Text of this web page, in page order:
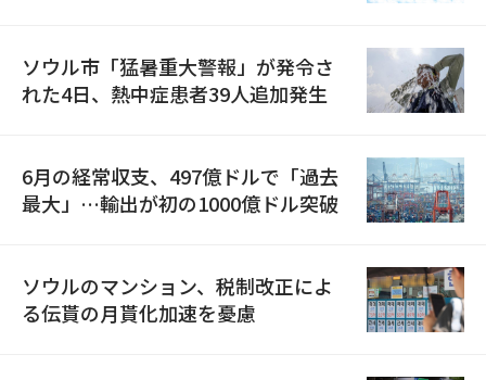
ソウル市「猛暑重大警報」が発令さ
れた4日、熱中症患者39人追加発生
6月の経常収支、497億ドルで「過去
最大」…輸出が初の1000億ドル突破
ソウルのマンション、税制改正によ
る伝貰の月貰化加速を憂慮